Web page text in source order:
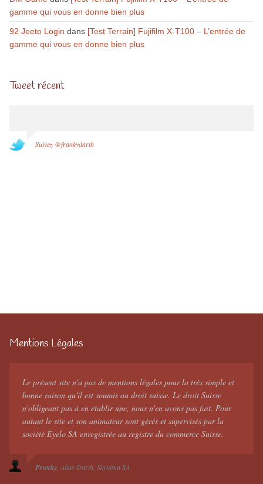
gamme qui vous en donne bien plus
92 Jeeto Login dans [Test Terrain] Fujifilm X-T100 – L’entrée de
gamme qui vous en donne bien plus
Tweet récent
Suivez @frankydarth
Mentions Légales
Le présent site n'a pas de mentions légales pour la très simple et
bonne raison qu'il est soumis au droit suisse. Le droit Suisse
n'obligeant pas à en établir une, nous n'en avons pas fait. Pour
autant le site et son animateur sont gérés et supervisés par la
société Eyelo SA enregistrée au registre du commerce Suisse.
Franky Alias Darth Skynima SA